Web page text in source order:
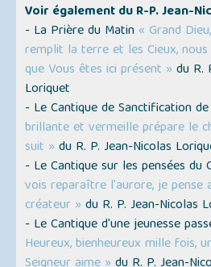
Voir également du R-P. Jean-
- La Prière du Matin « Grand
remplit la terre et les Cieux,
que Vous êtes ici présent » du R.
Loriquet
- Le Cantique de Sanctification
brillante et vermeille prépare le
suit » du R. P. Jean-Nicolas
- Le Cantique sur les pensées du
vois reparaître l'aurore, je pense
créateur » du R. P. Jean-Nicolas
- Le Cantique d'une jeunesse
Heureux, bienheureux mille fois,